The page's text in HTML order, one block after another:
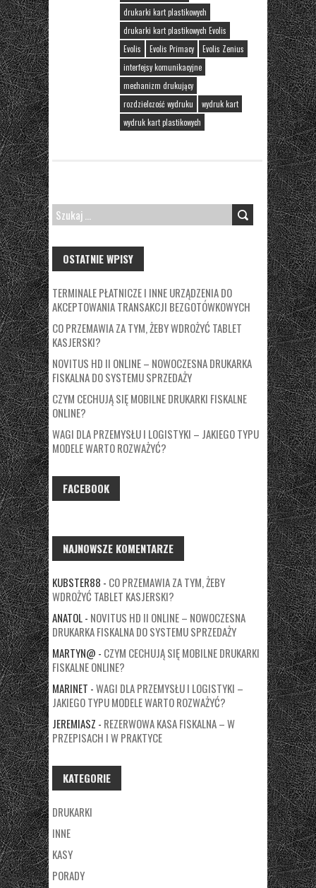
drukarki kart plastikowych
drukarki kart plastikowych Evolis
Evolis
Evolis Primacy
Evolis Zenius
interfejsy komunikacyjne
mechanizm drukujący
rozdzielczość wydruku
wydruk kart
wydruk kart plastikowych
SZUKAJ:
OSTATNIE WPISY
TERMINALE PŁATNICZE I INNE URZĄDZENIA DO
AKCEPTOWANIA TRANSAKCJI BEZGOTÓWKOWYCH
CO PRZEMAWIA ZA TYM, ŻEBY WDROŻYĆ TABLET
KASJERSKI?
NOVITUS HD II ONLINE – NOWOCZESNA DRUKARKA
FISKALNA DO SYSTEMU SPRZEDAŻY
CZYM CECHUJĄ SIĘ MOBILNE DRUKARKI FISKALNE
ONLINE?
WAGI DLA PRZEMYSŁU I LOGISTYKI – JAKIEGO TYPU
MODELE WARTO ROZWAŻYĆ?
FACEBOOK
NAJNOWSZE KOMENTARZE
KUBSTER88 - CO PRZEMAWIA ZA TYM, ŻEBY
WDROŻYĆ TABLET KASJERSKI?
ANATOL- NOVITUS HD II ONLINE – NOWOCZESNA
DRUKARKA FISKALNA DO SYSTEMU SPRZEDAŻY
MARTYN@ - CZYM CECHUJĄ SIĘ MOBILNE DRUKARKI
FISKALNE ONLINE?
MARINET -WAGI DLA PRZEMYSŁU I LOGISTYKI –
JAKIEGO TYPU MODELE WARTO ROZWAŻYĆ?
JEREMIASZ - REZERWOWA KASA FISKALNA – W
PRZEPISACH I W PRAKTYCE
KATEGORIE
DRUKARKI
INNE
KASY
PORADY